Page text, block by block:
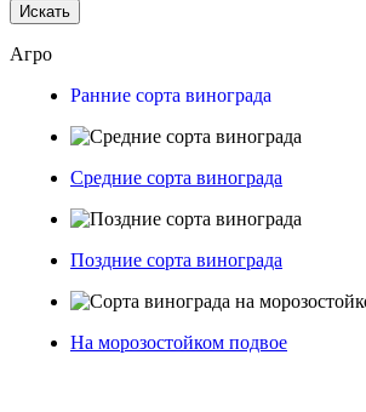
Искать
Агро
Ранние сорта винограда
Средние сорта винограда
Поздние сорта винограда
На морозостойком подвое